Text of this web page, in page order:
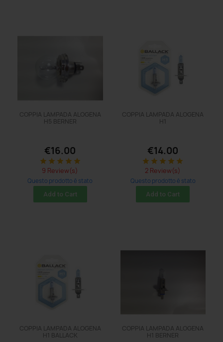
COPPIA LAMPADA ALOGENA
H5 BERNER
€16.00
star star star star star
9 Review(s)
Questo prodotto è stato
acquistato: 8 times
Add to Cart
COPPIA LAMPADA ALOGENA
H1
€14.00
star star star star star
2 Review(s)
Questo prodotto è stato
acquistato: 11 times
Add to Cart
COPPIA LAMPADA ALOGENA
H1 BALLACK
COPPIA LAMPADA ALOGENA
H1 BERNER